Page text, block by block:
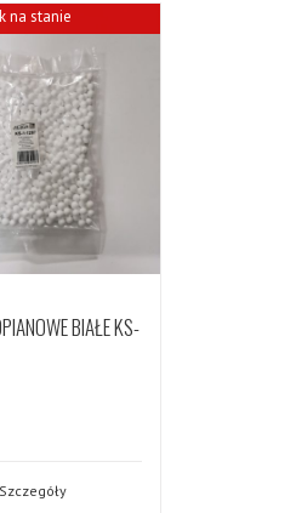
na stanie
BIAŁE KS-
Szczegóły